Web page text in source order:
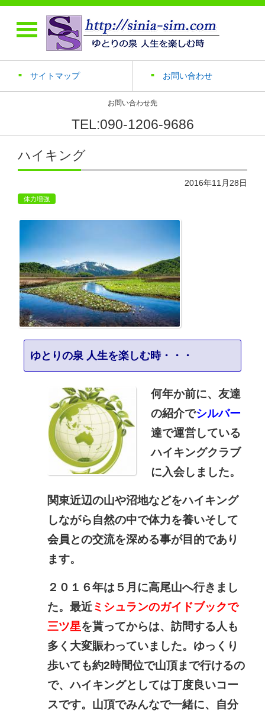
サイトマップ お問い合わせ
お問い合わせ先
TEL:090-1206-9686
ハイキング
2016年11月28日
体力増強
ゆとりの泉 人生を楽しむ時・・・
何年か前に、友達
の紹介でシルバー
達で運営している
ハイキングクラブ
に入会しました。
関東近辺の山や沼地などをハイキング
しながら自然の中で体力を養いそして
会員との交流を深める事が目的であり
ます。
２０１６年は５月に高尾山へ行きまし
た。最近ミシュランのガイドブックで
三ツ星を貰ってからは、訪問する人も
多く大変賑わっていました。ゆっくり
歩いても約2時間位で山頂まで行けるの
で、ハイキングとしては丁度 良いコー
スです。山頂でみんなで一緒に、自分